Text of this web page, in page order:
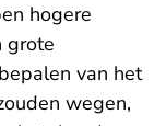
hogere
grote
van het
wegen,